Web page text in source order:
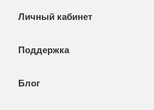
Личный кабинет
Поддержка
Блог